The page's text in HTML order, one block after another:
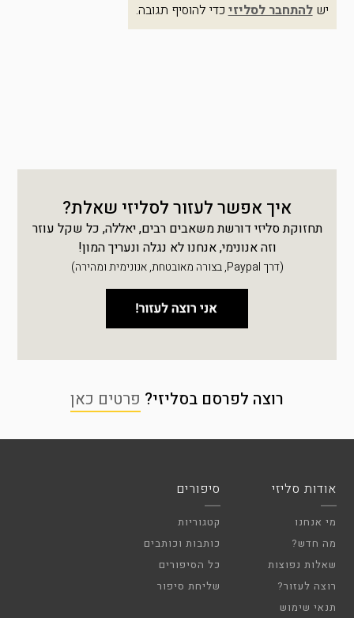
ישלהתחבר לסליזיכדי להוסיף תגובה.
איך אפשר לעזור לסליזי שאלת?
תחזוקת סליזי דורשת משאבים רבים, יאללה, כל שקל עוזר
וזה אנונימי, אנחנו לא נגלה ונעריך המון!
(דרך Paypal, בצורה מאובטחת, אנונימית ומהירה)
רוצה לפרסם בסליזי? פרטים כאן
אודות סליזי
מי אנחנו
מה חדש?
שאלות נפוצות
רוצה לעזור?
תנאי שימוש
סיפורים
קטגוריות
כותבות וכותבים
כל הסיפורים
שליחת סיפור